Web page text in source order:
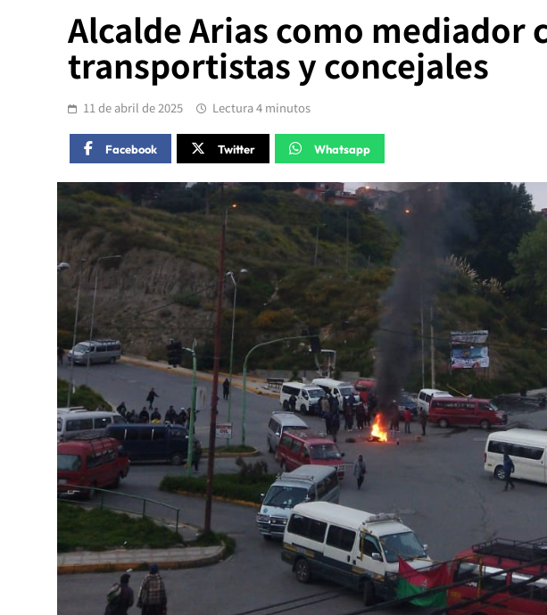
Alcalde Arias como mediador
transportistas y concejales
11 de abril de 2025 Lectura 4 minutos
Facebook Twitter Whatsapp